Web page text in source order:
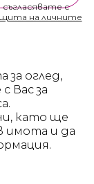
с
на личните
за оглед,
Вас за
като ще
имота и да